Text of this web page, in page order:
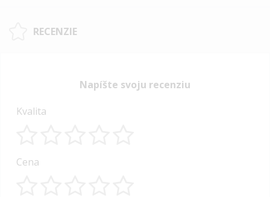
RECENZIE
Napíšte svoju recenziu
Kvalita
star
stars
stars
stars
stars
Cena